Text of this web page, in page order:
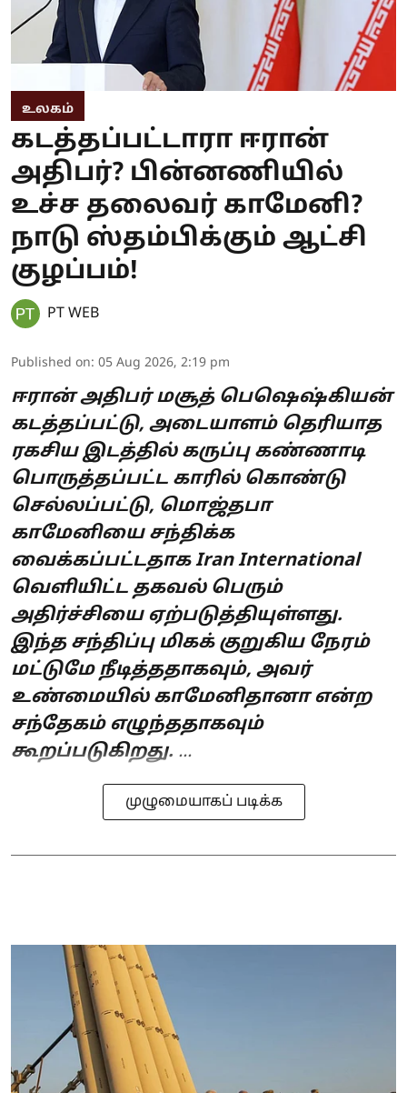
உலகம்
கடத்தப்பட்டாரா ஈரான்
அதிபர்? பின்னணியில்
உச்ச தலைவர் காமேனி?
நாடு ஸ்தம்பிக்கும் ஆட்சி
குழப்பம்!
PT WEB
Published on: 05 Aug 2026, 2:19 pm
ஈரான் அதிபர் மசூத் பெஷெஷ்கியன்
கடத்தப்பட்டு, அடையாளம் தெரியாத
ரகசிய இடத்தில் கருப்பு கண்ணாடி
பொருத்தப்பட்ட காரில் கொண்டு
செல்லப்பட்டு, மொஜ்தபா
காமேனியை சந்திக்க
வைக்கப்பட்டதாக Iran International
வெளியிட்ட தகவல் பெரும்
அதிர்ச்சியை ஏற்படுத்தியுள்ளது.
இந்த சந்திப்பு மிகக் குறுகிய நேரம்
மட்டுமே நீடித்ததாகவும், அவர்
உண்மையில் காமேனிதானா என்ற
சந்தேகம் எழுந்ததாகவும்
கூறப்படுகிறது. ...
முழுமையாகப் படிக்க